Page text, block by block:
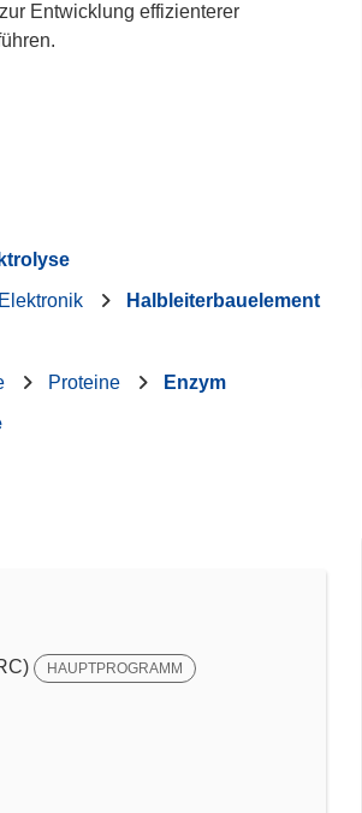
Entwicklung effizienterer
Halbleiterbauelement
Proteine
Enzym
HAUPTPROGRAMM